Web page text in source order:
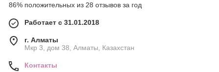
86% положительных из 28 отзывов за год
Работает с 31.01.2018
г. Алматы
Мкр 3, дом 38, Алматы, Казахстан
Контакты